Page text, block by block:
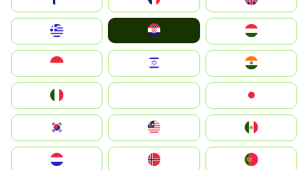
Magyarország
South Korea